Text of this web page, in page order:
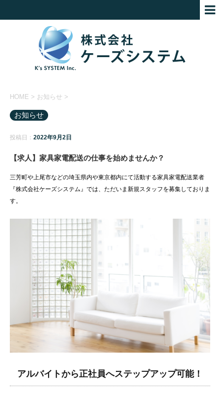
HOME > お知らせ >
お知らせ
投稿日： 2022年9月2日
【求人】家具家電配送の仕事を始めませんか？
三芳町や上尾市などの埼玉県内や東京都内にて活動する家具家電配送業者
『株式会社ケーズシステム』では、ただいま新規スタッフを募集しておりま
す。
アルバイトから正社員へステップアップ可能！